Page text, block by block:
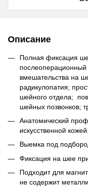
Описание
Полная фиксация
послеоперационный
вмешательства на
радикулопатия;
шейного отдела;
шейных позвонков;
Анатомический
искусственной кожей.
Выемка под
Фиксация на шее
Подходит для
не содержит